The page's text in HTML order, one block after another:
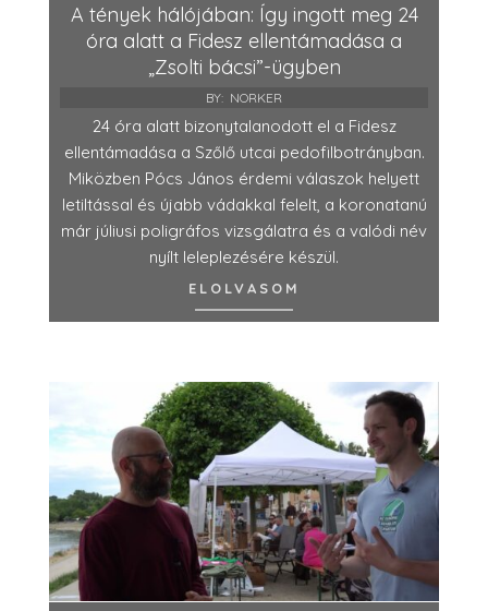
A tények hálójában: Így ingott meg 24
óra alatt a Fidesz ellentámadása a
„Zsolti bácsi”-ügyben
BY: NORKER
24 óra alatt bizonytalanodott el a Fidesz
ellentámadása a Szőlő utcai pedofilbotrányban.
Miközben Pócs János érdemi válaszok helyett
letiltással és újabb vádakkal felelt, a koronatanú
már júliusi poligráfos vizsgálatra és a valódi név
nyílt leleplezésére készül.
ELOLVASOM